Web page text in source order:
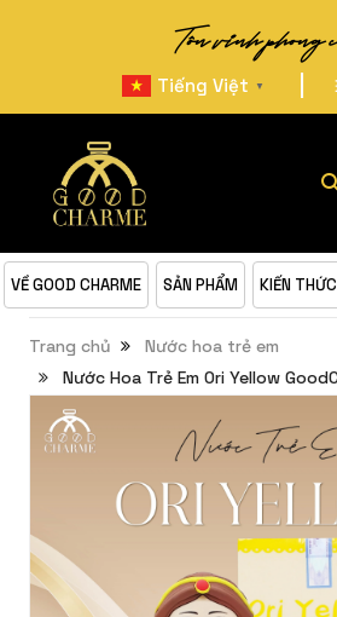
Tôn vinh phong
Tiếng Việt ▼ |
VỀ GOOD CHARME SẢN PHẨM KIẾN THỨC
Trang chủ
Nước hoa trẻ em
Nước Hoa Trẻ Em Ori Yellow